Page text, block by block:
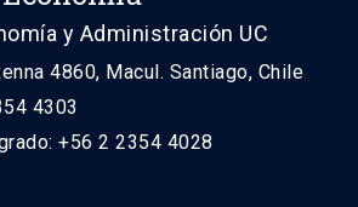
y Administración UC
4860, Macul. Santiago, Chile
4303
+56 2 2354 4028